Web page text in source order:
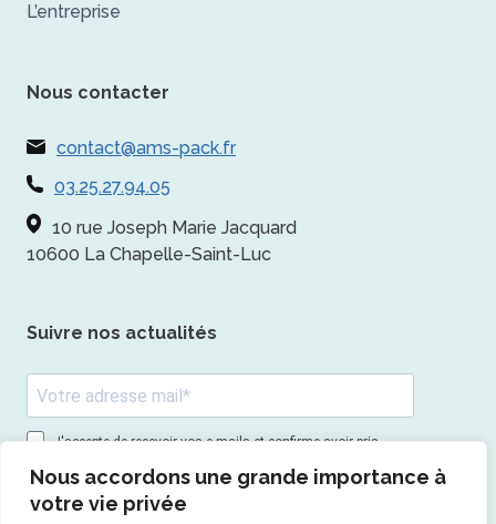
Nous accordons une grande importance à
votre vie privée
L’entreprise
Nous contacter
contact@ams-pack.fr
03.25.27.94.05
10 rue Joseph Marie Jacquard
10600 La Chapelle-Saint-Luc
Suivre nos actualités
J'accepte de recevoir vos e-mails et confirme avoir pris
mentions légales.
Vous pouvez vous désinscrire à tout moment en cliquant sur le